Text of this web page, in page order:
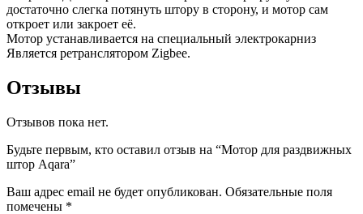
достаточно слегка потянуть штору в сторону, и мотор сам
откроет или закроет её.
Мотор устанавливается на специальный электрокарниз
Является ретранслятором Zigbee.
Отзывы
Отзывов пока нет.
Будьте первым, кто оставил отзыв на “Мотор для раздвижных
штор Aqara”
Ваш адрес email не будет опубликован. Обязательные поля
помечены *